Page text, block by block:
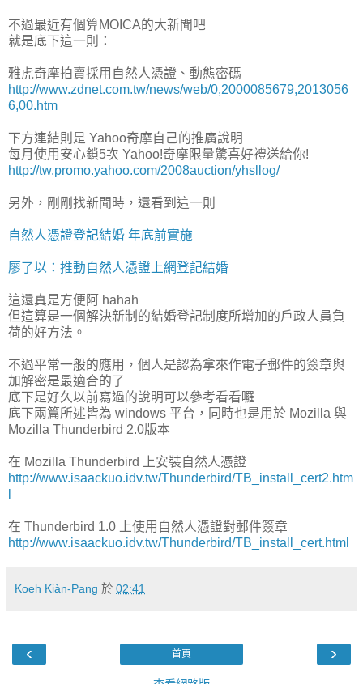
不過最近有個算MOICA的大新聞吧
就是底下這一則：
雅虎奇摩拍賣採用自然人憑證、動態密碼
http://www.zdnet.com.tw/news/web/0,2000085679,2013056
6,00.htm
下方連結則是 Yahoo奇摩自己的推廣說明
每月使用安心鎖5次 Yahoo!奇摩限量驚喜好禮送給你!
http://tw.promo.yahoo.com/2008auction/yhsllog/
另外，剛剛找新聞時，還看到這一則
自然人憑證登記結婚 年底前實施
廖了以：推動自然人憑證上網登記結婚
這還真是方便阿 hahah
但這算是一個解決新制的結婚登記制度所增加的戶政人員負
荷的好方法。
不過平常一般的應用，個人是認為拿來作電子郵件的簽章與
加解密是最適合的了
底下是好久以前寫過的說明可以參考看看囉
底下兩篇所述皆為 windows 平台，同時也是用於 Mozilla 與
Mozilla Thunderbird 2.0版本
在 Mozilla Thunderbird 上安裝自然人憑證
http://www.isaackuo.idv.tw/Thunderbird/TB_install_cert2.htm
在 Thunderbird 1.0 上使用自然人憑證對郵件簽章
http://www.isaackuo.idv.tw/Thunderbird/TB_install_cert.html
Koeh Kiàn-Pang 於 02:41
‹ ›
首頁